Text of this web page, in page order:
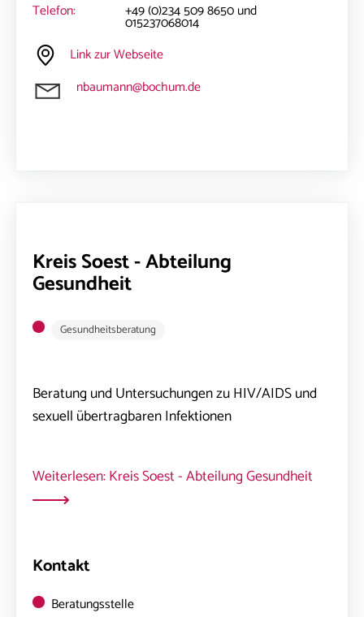
Telefon:
+49 (0)234 509 8650 und
015237068014
Link zur Webseite
nbaumann@bochum.de
Kreis Soest - Abteilung
Gesundheit
Gesundheitsberatung
Beratung und Untersuchungen zu HIV/AIDS und
sexuell übertragbaren Infektionen
Weiterlesen: Kreis Soest - Abteilung Gesundheit
Kontakt
Beratungsstelle